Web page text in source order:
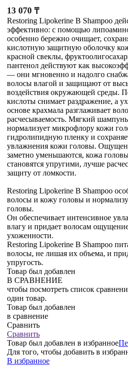
13 070 ₸
Restoring Lipokerine B Shampoo
эффективно: с помощью
особенно бережно очищает,
кислотную защитную оболочку
красной свеклы,
пантенол действуют как
— они мгновенно и надолго
волосы влагой и защищают от
воздействия окружающей среды.
кислоты снимает раздражение, а
основе крахмала разглаживает
расчесываемость. Мягкий
нормализует микрофлору кожи
гидролипидную пленку и
увлажнения кожи головы.
заметно уменьшаются, кожа
становятся упругими, лучше
защиту от ломкости.
Restoring Lipokerine B Shampoo
волосы и кожу головы и
головы.
Он обеспечивает интенсивное
влагу и придает волосам
ухоженности.
Restoring Lipokerine B Shampoo
волосы, не лишая их объема, и
упругость.
Товар был добавлен
В СРАВНЕНИЕ
чтобы посмотреть список
один товар.
Товар был добавлен
в сравнение
Сравнить
Сравнить
Товар был добавлен в избранное
Для того, чтобы добавить в
В избранное